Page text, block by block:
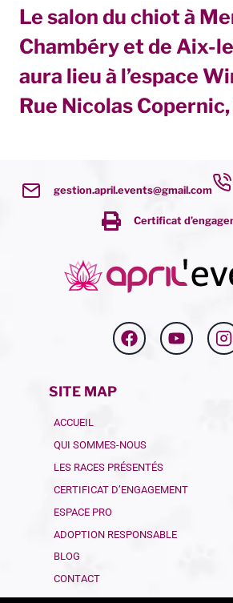
Le salon du chiot à
Chambéry et de Aix-
aura lieu à l’espace
Rue Nicolas
gestion.april.events@gmail.com
Certificat
SITE MAP
ACCUEIL
QUI SOMMES-NOUS
LES RACES PRÉSENTÉS
CERTIFICAT D’ENGAGEMENT
ESPACE PRO
ADOPTION RESPONSABLE
BLOG
CONTACT